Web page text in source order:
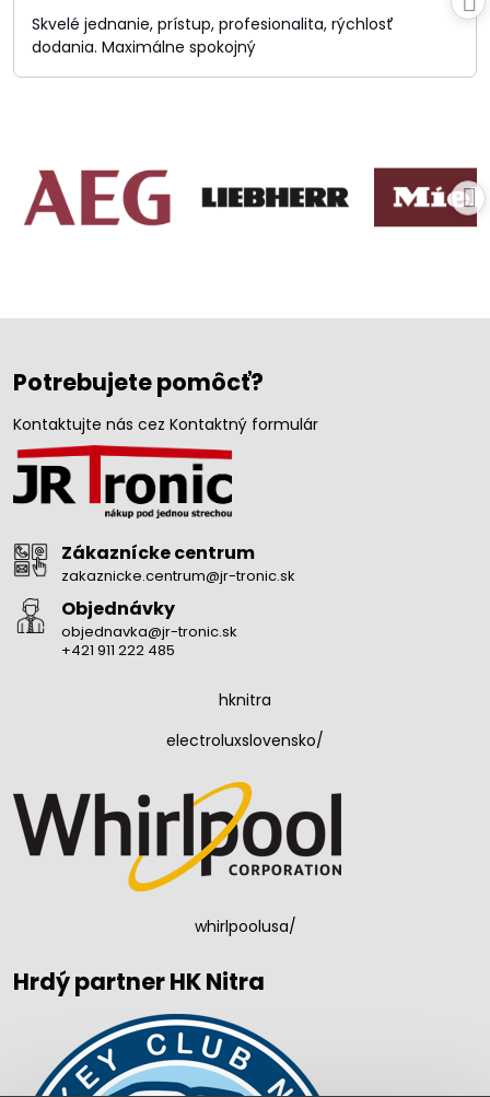
/
5
Skvelé jednanie, prístup, profesionalita, rýchlosť
dodania. Maximálne spokojný
Potrebujete pomôcť?
Kontaktujte nás cez Kontaktný formulár
Zákaznícke centrum
zakaznicke.centrum@jr-tronic.sk
Objednávky
objednavka@jr-tronic.sk
+421 911 222 485
hknitra
electroluxslovensko/
whirlpoolusa/
Hrdý partner HK Nitra